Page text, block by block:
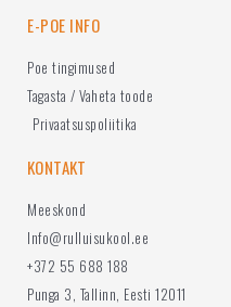
E-POE INFO
Poe tingimused
Tagasta / Vaheta toode
Privaatsuspoliitika
KONTAKT
Meeskond
Info@rulluisukool.ee
+372 55 688 188
Punga 3, Tallinn, Eesti 12011